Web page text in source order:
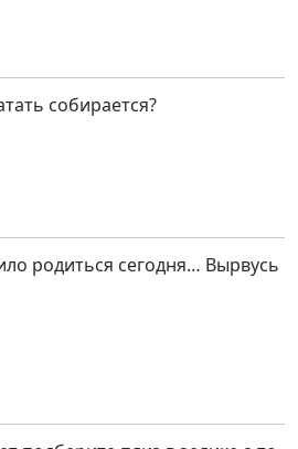
собирается?
родиться сегодня… Вырвусь